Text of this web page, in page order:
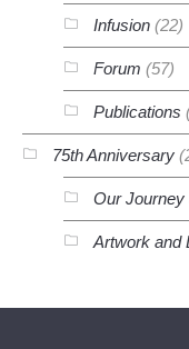
Infusion (22)
Forum (57)
Publications
75th Anniversary
Our Journey
Artwork and